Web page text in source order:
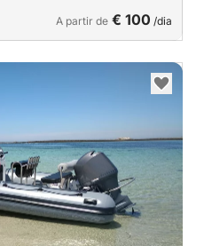
A partir de € 100 /dia